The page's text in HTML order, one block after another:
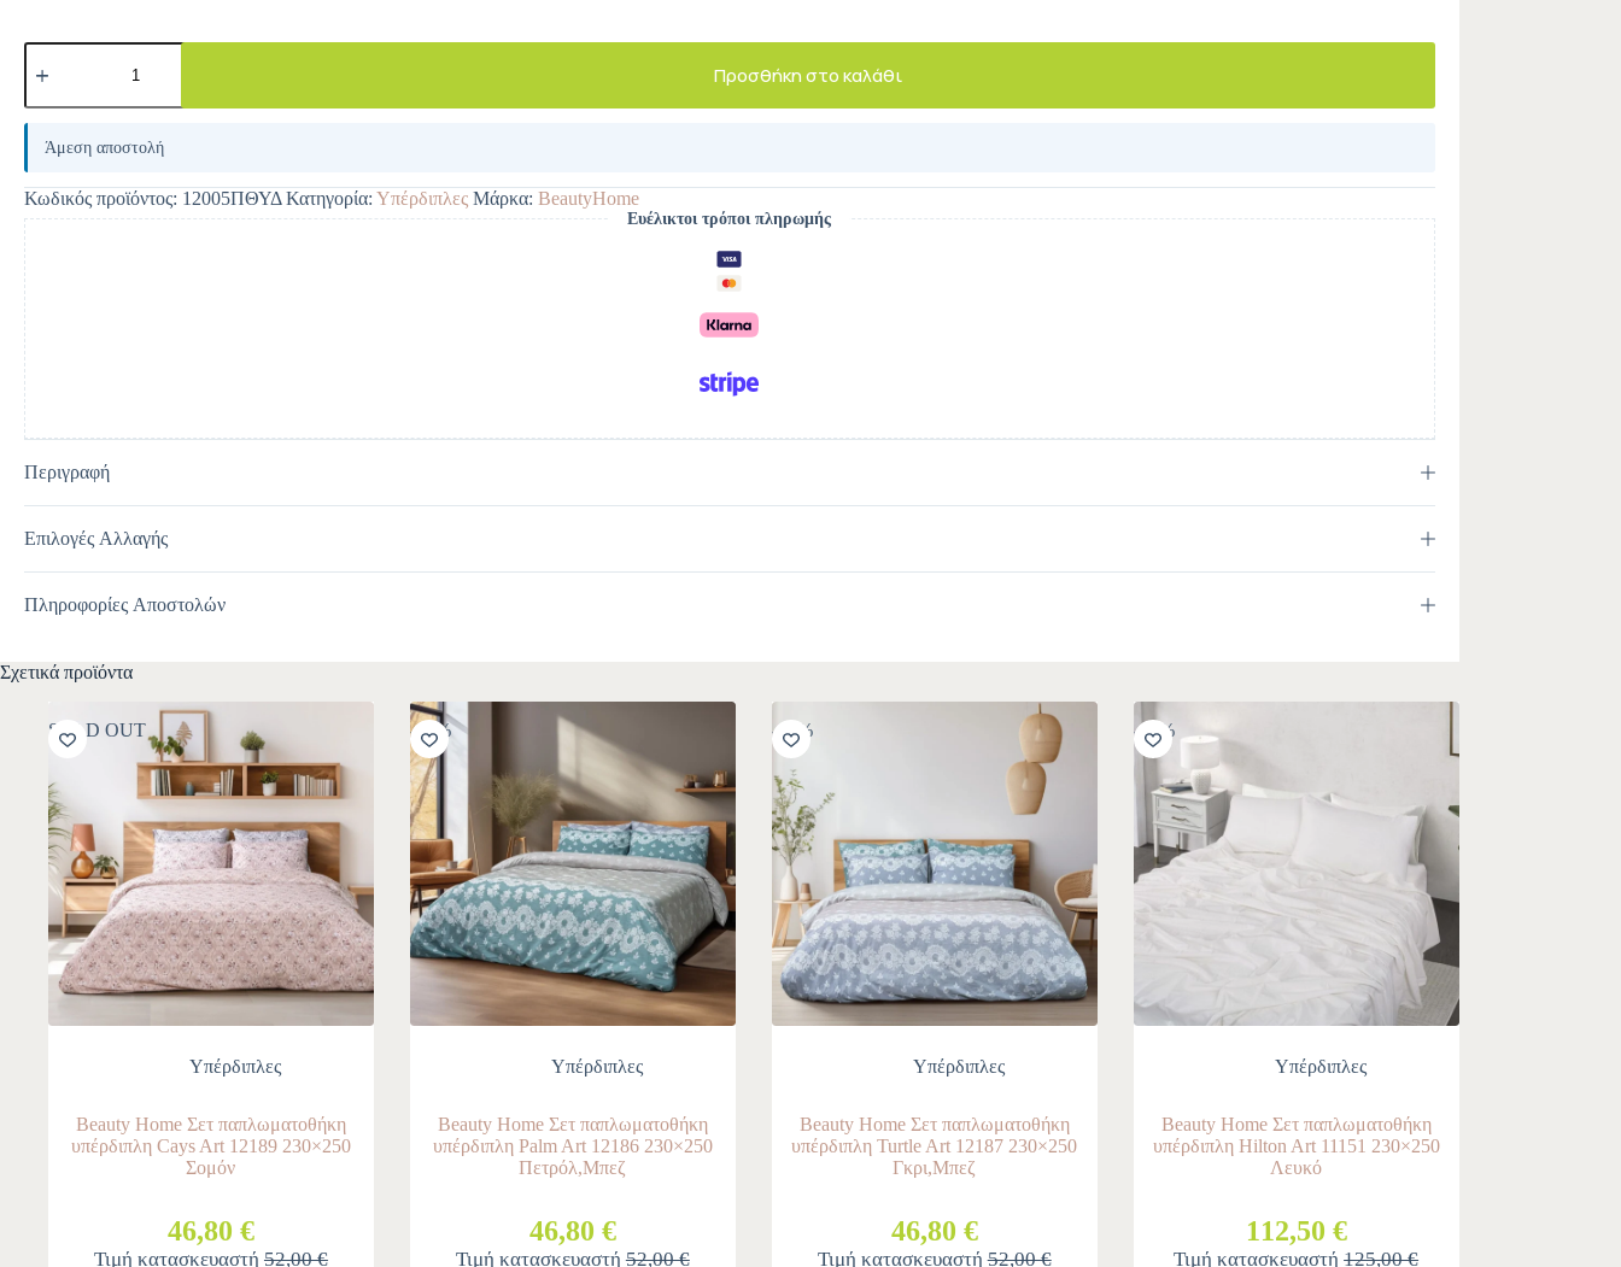
Προσθήκη στο καλάθι
A
e
r
n
a
t
i
v
e
:
Άμεση αποστολή
Κωδικός προϊόντος: 12005ΠΘΥΔ Κατηγορία: Υπέρδιπλες Μάρκα: BeautyHome
Ευέλικτοι τρόποι πληρωμής
Περιγραφή
Επιλογές Αλλαγής
Πληροφορίες Αποστολών
Σχετικά προϊόντα
SOLD OUT
Υπέρδιπλες
Beauty Home Σετ παπλωματοθήκη
υπέρδιπλη Cays Art 12189 230×250
Σομόν
46,80 €
Τιμή κατασκευαστή 52,00 €
-10%
Υπέρδιπλες
Beauty Home Σετ παπλωματοθήκη
υπέρδιπλη Palm Art 12186 230×250
Πετρόλ,Μπεζ
46,80 €
Τιμή κατασκευαστή52,00 €
-10%
Υπέρδιπλες
Beauty Home Σετ παπλωματοθήκη
υπέρδιπλη Turtle Art 12187 230×250
Γκρι,Μπεζ
46,80 €
Τιμή κατασκευαστή52,00 €
-10%
Υπέρδιπλες
Beauty Home Σετ παπλωματοθήκη
υπέρδιπλη Hilton Art 11151 230×250
Λευκό
112,50 €
Τιμή κατασκευαστή125,00 €